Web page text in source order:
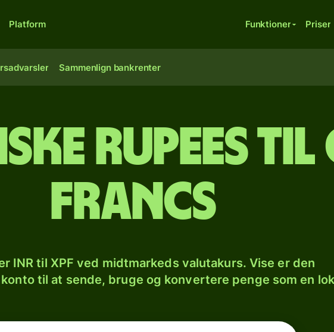
Platform Funktioner Priser
Sammenlign bankrenter
rupees til
francs
INR til XPF ved midtmarkeds valutakurs. Vise er den
til at sende, bruge og konvertere penge som en